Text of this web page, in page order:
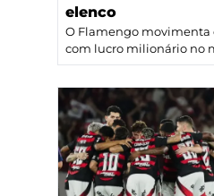
elenco
O Flamengo movimenta
com lucro milionário no